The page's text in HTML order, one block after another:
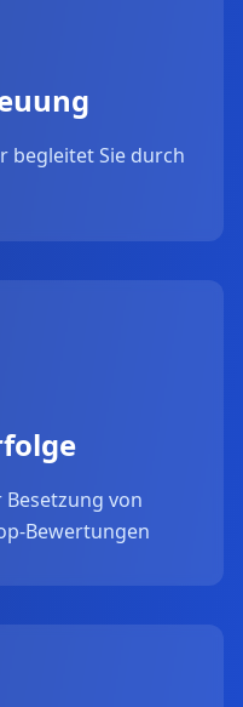
begleitet Sie durch
von
Bewertungen